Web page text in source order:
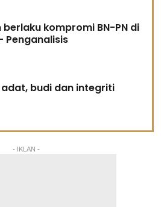
berlaku kompromi BN-PN di
Penganalisis
budi dan integriti
- IKLAN -